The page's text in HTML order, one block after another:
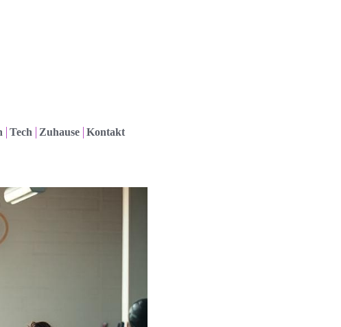
Tech Zuhause Kontakt